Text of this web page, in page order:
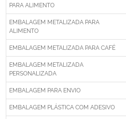
PARA ALIMENTO
EMBALAGEM METALIZADA PARA
ALIMENTO
EMBALAGEM METALIZADA PARA CAFÉ
EMBALAGEM METALIZADA
PERSONALIZADA
EMBALAGEM PARA ENVIO
EMBALAGEM PLÁSTICA COM ADESIVO